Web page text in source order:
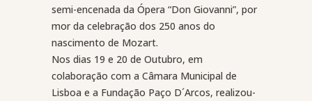
semi-encenada da Ópera “Don Giovanni”, por
mor da celebração dos 250 anos do
nascimento de Mozart.
Nos dias 19 e 20 de Outubro, em
colaboração com a Câmara Municipal de
Lisboa e a Fundação Paço D´Arcos, realizou-